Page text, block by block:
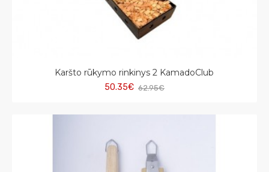
Karšto rūkymo rinkinys 2 KamadoClub
50.35€ 62.95€